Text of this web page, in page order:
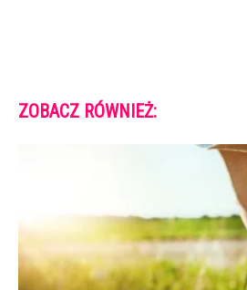
ZOBACZ RÓWNIEŻ: